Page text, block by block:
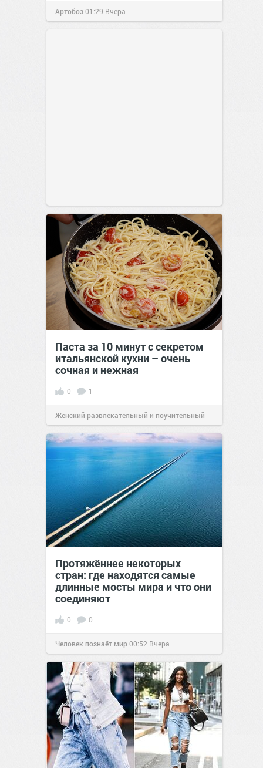
Артобоз01:29 Вчера
Паста за 10 минут с секретом
итальянской кухни – очень
сочная и нежная
0 1
Женский развлекательный и поучительный
сайт. 23:4006 авг 2026
Протяжённее некоторых
стран: где находятся самые
длинные мосты мира и что они
соединяют
0 0
Человек познаёт мир00:52 Вчера